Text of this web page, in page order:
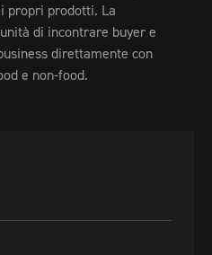
propri prodotti. La
di incontrare buyer e
direttamente con
e non-food.